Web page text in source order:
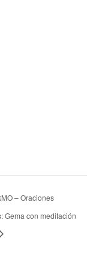
– Oraciones
Gema con meditación